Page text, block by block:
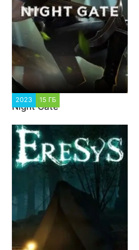
2023 15 ГБ
Night Gate